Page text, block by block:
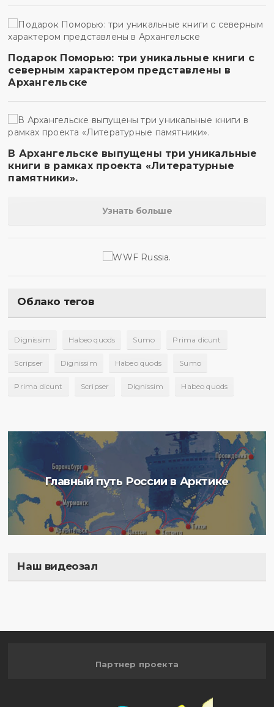
Подарок Поморью: три уникальные книги с
северным характером представлены в
Архангельске
В Архангельске выпущены три уникальные
книги в рамках проекта «Литературные
памятники».
Узнать больше
Облако тегов
Dignissim Habeo quods Sumo Prima dicunt
Scripser Dignissim Habeo quods Sumo
Prima dicunt Scripser Dignissim Habeo quods
Главный путь России в Арктике
Наш видеозал
Партнер проекта